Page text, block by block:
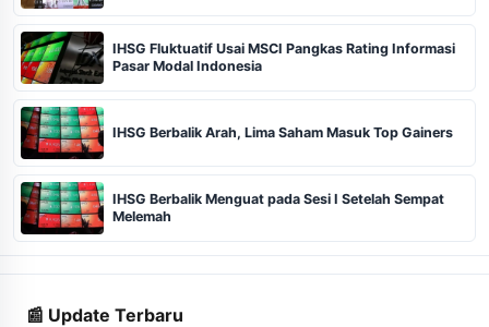
IHSG Fluktuatif Usai MSCI Pangkas Rating Informasi
Pasar Modal Indonesia
IHSG Berbalik Arah, Lima Saham Masuk Top Gainers
IHSG Berbalik Menguat pada Sesi I Setelah Sempat
Melemah
📰 Update Terbaru